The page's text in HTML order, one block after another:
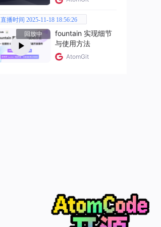
直播时间 2025-11-18 18:56:26
回放中
fountain 实现细节
与使用方法
AtomGit